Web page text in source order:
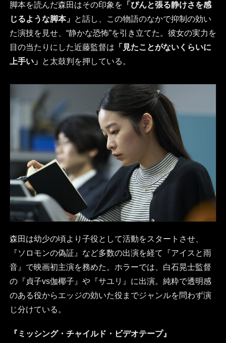
脚本を読んだ森田はその印象を 「ぴんと張る静けさを感
じるような脚本」 と話し、この物語のなかで抑制の効い
た演技を見せ、“静かな恐怖”を引き立てた。彼女の実力を
目の当たりにした近藤監督は 「見たことがないくらいに
上手い」 と太鼓判を押している。
森田は幼少の頃より子役として活動をスタートさせ、
『ソロモンの偽証』など多数の出演を経て『アイスと雨
音』で映画初主演を務めた。ホラーでは、白石晃士監督
の『貞子vs伽椰子』や『サユリ』に出演。純粋で透明感
のある役からエッジの効いた役までジャンルを問わず演
じ分けている。
『ミッシング・チャイルド・ビデオテープ』